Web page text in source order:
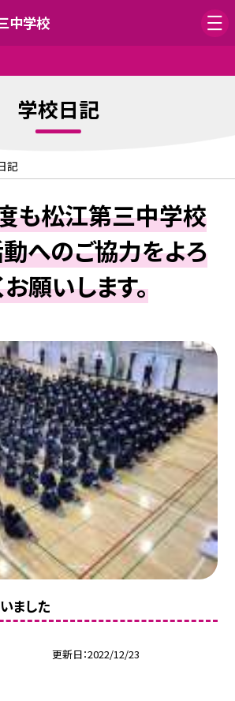
中学校
学校日記
記
も松江第三中学校
へのご協力をよろ
お願いします。
ました
更新日 2022/12/23